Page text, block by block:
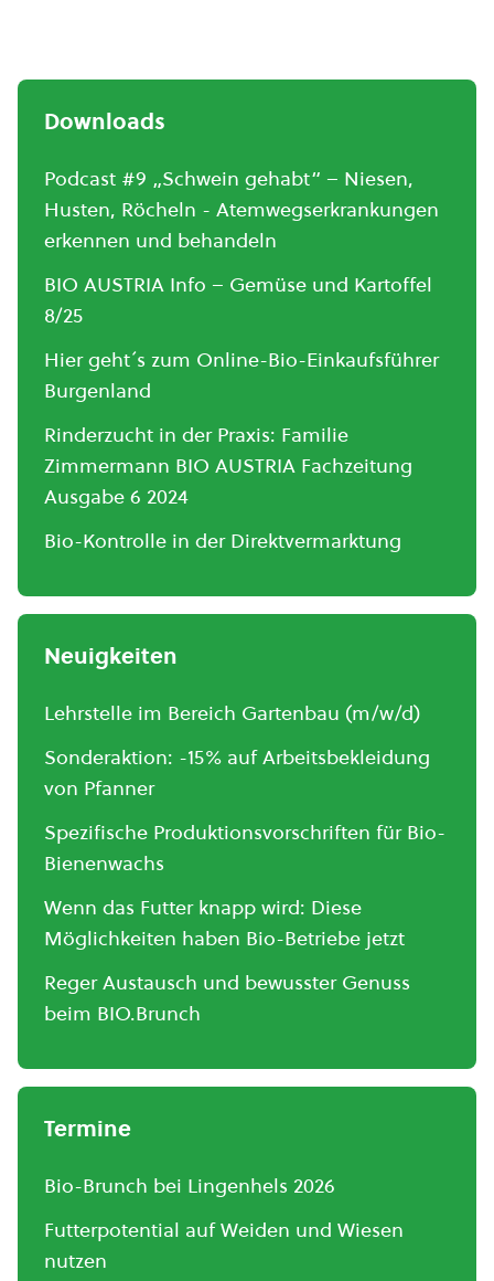
Downloads
Podcast #9 „Schwein gehabt“ – Niesen,
Husten, Röcheln - Atemwegserkrankungen
erkennen und behandeln
BIO AUSTRIA Info – Gemüse und Kartoffel
8/25
Hier geht´s zum Online-Bio-Einkaufsführer
Burgenland
Rinderzucht in der Praxis: Familie
Zimmermann BIO AUSTRIA Fachzeitung
Ausgabe 6 2024
Bio-Kontrolle in der Direktvermarktung
Neuigkeiten
Lehrstelle im Bereich Gartenbau (m/w/d)
Sonderaktion: -15% auf Arbeitsbekleidung
von Pfanner
Spezifische Produktionsvorschriften für Bio-
Bienenwachs
Wenn das Futter knapp wird: Diese
Möglichkeiten haben Bio-Betriebe jetzt
Reger Austausch und bewusster Genuss
beim BIO.Brunch
Termine
Bio-Brunch bei Lingenhels 2026
Futterpotential auf Weiden und Wiesen
nutzen